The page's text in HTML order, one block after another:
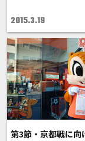
2015.3.19
第3節・京都戦に向